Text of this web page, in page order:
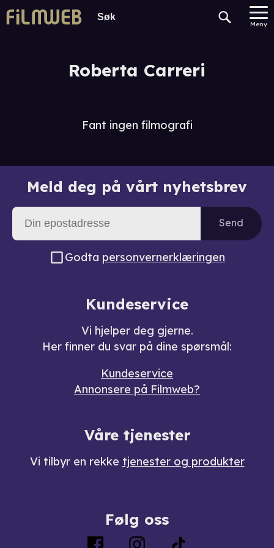
Meny
Roberta Carreri
Fant ingen filmografi
Meld deg på vårt nyhetsbrev
Send
Godta personvernerklæringen
Kundeservice
Vi hjelper deg gjerne.
Her finner du svar på dine spørsmål:
Kundeservice
Annonsere på Filmweb?
Våre tjenester
Vi tilbyr en rekke tjenester og produkter
Følg oss